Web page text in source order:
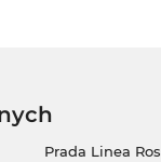
Prada Linea